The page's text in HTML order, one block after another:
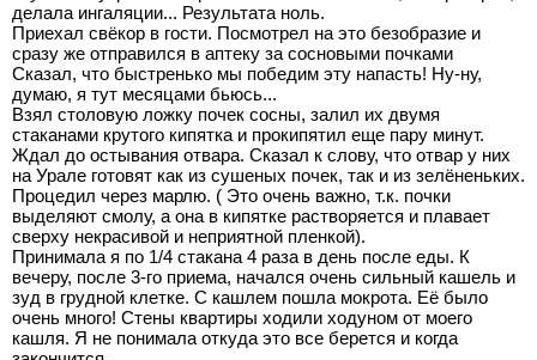
делала ингаляции... Результата ноль.
Приехал свёкор в гости. Посмотрел на это безобразие и
сразу же отправился в аптеку за сосновыми почками
Сказал, что быстренько мы победим эту напасть! Ну-ну,
думаю, я тут месяцами бьюсь...
Взял столовую ложку почек сосны, залил их двумя
стаканами крутого кипятка и прокипятил еще пару минут.
Ждал до остывания отвара. Сказал к слову, что отвар у них
на Урале готовят как из сушеных почек, так и из зелёненьких.
Процедил через марлю. ( Это очень важно, т.к. почки
выделяют смолу, а она в кипятке растворяется и плавает
сверху некрасивой и неприятной пленкой).
Принимала я по 1/4 стакана 4 раза в день после еды. К
вечеру, после 3-го приема, начался очень сильный кашель и
зуд в грудной клетке. С кашлем пошла мокрота. Её было
очень много! Стены квартиры ходили ходуном от моего
кашля. Я не понимала откуда это все берется и когда